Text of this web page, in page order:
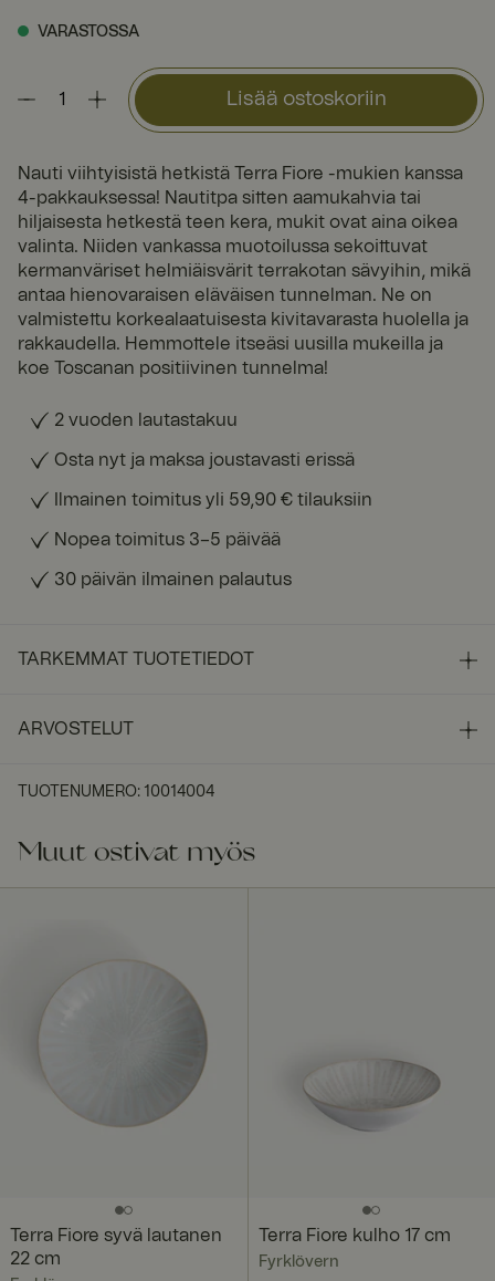
VARASTOSSA
Lisää ostoskoriin
Nauti viihtyisistä hetkistä Terra Fiore -mukien kanssa
4-pakkauksessa! Nautitpa sitten aamukahvia tai
hiljaisesta hetkestä teen kera, mukit ovat aina oikea
valinta. Niiden vankassa muotoilussa sekoittuvat
kermanväriset helmiäisvärit terrakotan sävyihin, mikä
antaa hienovaraisen eläväisen tunnelman. Ne on
valmistettu korkealaatuisesta kivitavarasta huolella ja
rakkaudella. Hemmottele itseäsi uusilla mukeilla ja
koe Toscanan positiivinen tunnelma!
2 vuoden lautastakuu
Osta nyt ja maksa joustavasti erissä
Ilmainen toimitus yli 59,90 € tilauksiin
Nopea toimitus 3–5 päivää
30 päivän ilmainen palautus
TARKEMMAT TUOTETIEDOT
ARVOSTELUT
TUOTENUMERO: 10014004
Muut ostivat myös
Terra Fiore syvä lautanen
22 cm
Terra Fiore kulho 17 cm
Fyrklövern